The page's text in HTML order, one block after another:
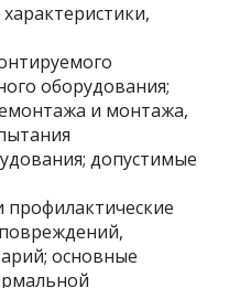
оборудования;
и монтажа,
допустимые
основные